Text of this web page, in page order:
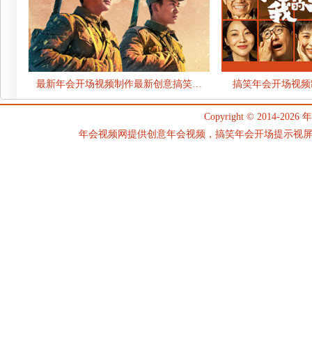
最新年会开场视频制作最新创意搞笑… 搞笑年会开场视
Copyright © 2014-2026
年会视频网提供创意年会视频，搞笑年会开场提示视